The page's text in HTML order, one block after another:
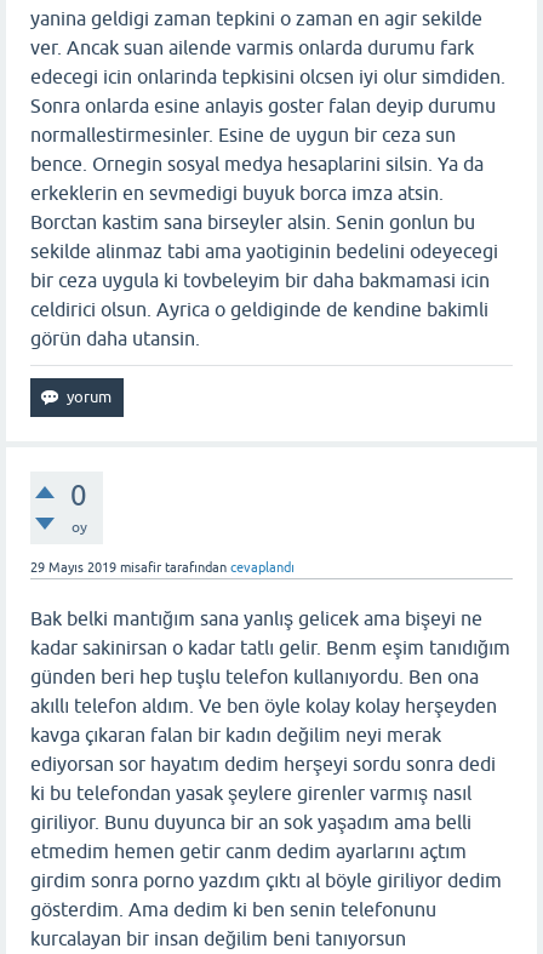
yanina geldigi zaman tepkini o zaman en agir sekilde
ver. Ancak suan ailende varmis onlarda durumu fark
edecegi icin onlarinda tepkisini olcsen iyi olur simdiden.
Sonra onlarda esine anlayis goster falan deyip durumu
normallestirmesinler. Esine de uygun bir ceza sun
bence. Ornegin sosyal medya hesaplarini silsin. Ya da
erkeklerin en sevmedigi buyuk borca imza atsin.
Borctan kastim sana birseyler alsin. Senin gonlun bu
sekilde alinmaz tabi ama yaotiginin bedelini odeyecegi
bir ceza uygula ki tovbeleyim bir daha bakmamasi icin
celdirici olsun. Ayrica o geldiginde de kendine bakimli
görün daha utansin.
0
oy
29 Mayıs 2019 misafir tarafından cevaplandı
Bak belki mantığım sana yanlış gelicek ama bişeyi ne
kadar sakinirsan o kadar tatlı gelir. Benm eşim tanıdığım
günden beri hep tuşlu telefon kullanıyordu. Ben ona
akıllı telefon aldım. Ve ben öyle kolay kolay herşeyden
kavga çıkaran falan bir kadın değilim neyi merak
ediyorsan sor hayatım dedim herşeyi sordu sonra dedi
ki bu telefondan yasak şeylere girenler varmış nasıl
giriliyor. Bunu duyunca bir an sok yaşadım ama belli
etmedim hemen getir canm dedim ayarlarını açtım
girdim sonra porno yazdım çıktı al böyle giriliyor dedim
gösterdim. Ama dedim ki ben senin telefonunu
kurcalayan bir insan değilim beni tanıyorsun